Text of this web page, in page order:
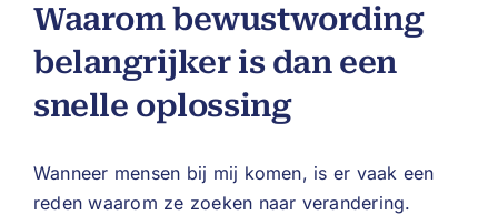
Waarom bewustwording
belangrijker is dan een
snelle oplossing
Wanneer mensen bij mij komen, is er vaak een
reden waarom ze zoeken naar verandering.